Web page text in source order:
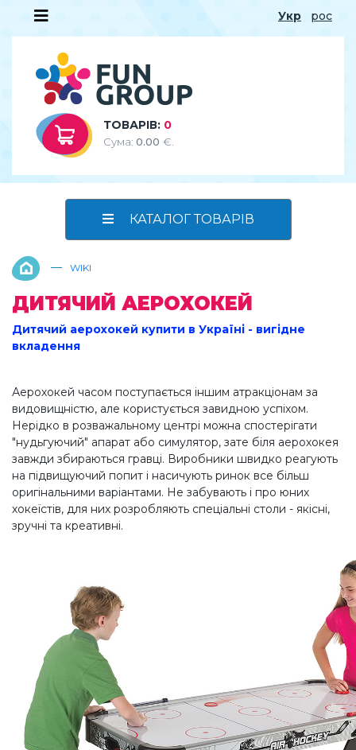
Укр рос
ТОВАРІВ: 0
Сума: 0.00 €.
КАТАЛОГ ТОВАРІВ
— WIKI
ДИТЯЧИЙ АЕРОХОКЕЙ
Дитячий аерохокей купити в Україні - вигідне
вкладення
Аерохокей часом поступається іншим атракціонам за
видовищністю, але користується завидною успіхом.
Нерідко в розважальному центрі можна спостерігати
"нудьгуючий" апарат або симулятор, зате біля аерохокея
завжди збираються гравці. Виробники швидко реагують
на підвищуючий попит і насичують ринок все більш
оригінальними варіантами. Не забувають і про юних
хокеїстів, для них розробляють спеціальні столи - якісні,
зручні та креативні.